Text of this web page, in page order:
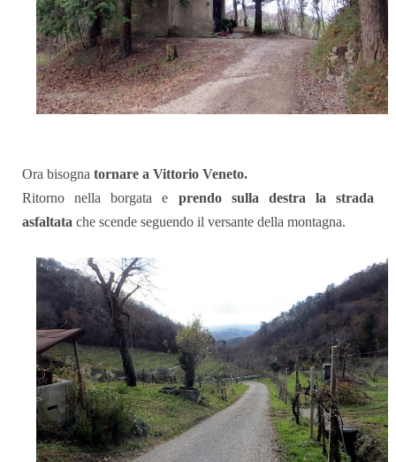
Ora bisogna tornare a Vittorio Veneto.
Ritorno nella borgata e prendo sulla destra la strada
asfaltata che scende seguendo il versante della montagna.